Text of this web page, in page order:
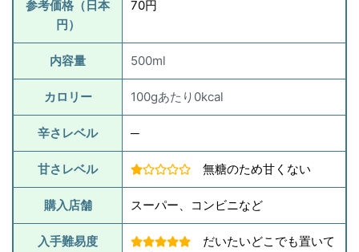
参考価格（日本
円）
70円
内容量 500ml
カロリー 100gあたり0kcal
辛さレベル ─
甘さレベル 無糖のため甘くない
購入店舗 スーパー、コンビニなど
入手難易度
だいたいどこでも置いて